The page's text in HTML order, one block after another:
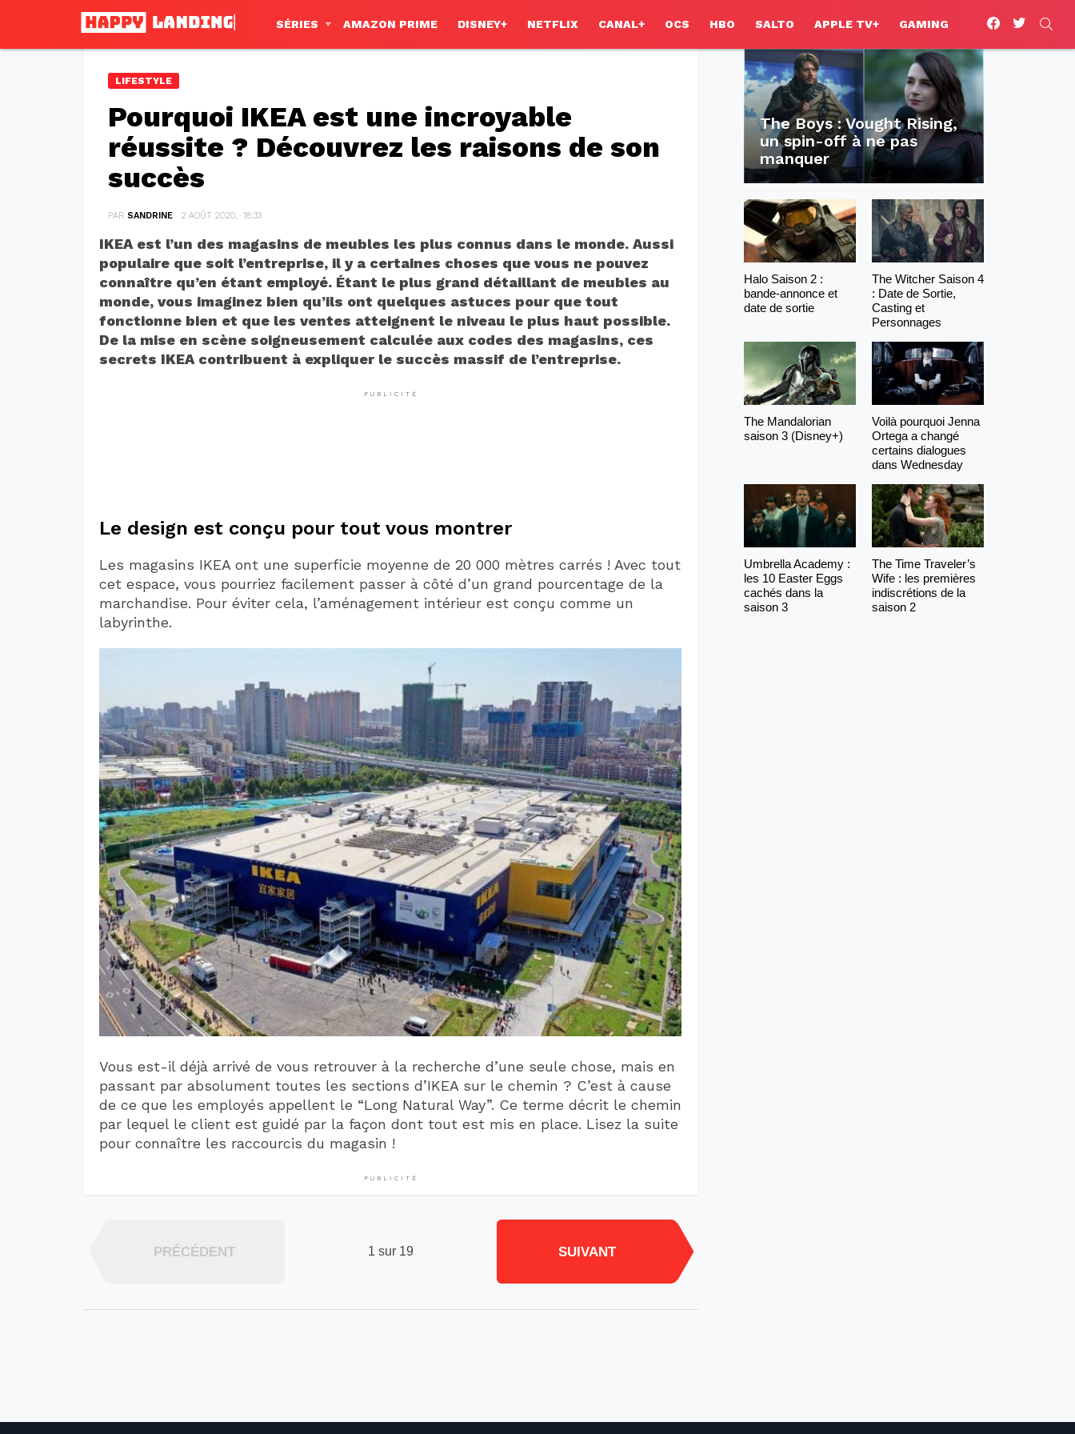
SÉRIES AMAZON PRIME DISNEY+ NETFLIX CANAL+ OCS HBO SALTO APPLE TV+ GAMING
facebooktwitter
LIFESTYLE
Pourquoi IKEA est une incroyable
réussite ? Découvrez les raisons de son
succès
PAR SANDRINE 2 AOÛT 2020, · 18:33
IKEA est l’un des magasins de meubles les plus connus dans le monde. Aussi
populaire que soit l’entreprise, il y a certaines choses que vous ne pouvez
connaître qu’en étant employé. Étant le plus grand détaillant de meubles au
monde, vous imaginez bien qu’ils ont quelques astuces pour que tout
fonctionne bien et que les ventes atteignent le niveau le plus haut possible.
De la mise en scène soigneusement calculée aux codes des magasins, ces
secrets IKEA contribuent à expliquer le succès massif de l’entreprise.
PUBLICITÉ
Le design est conçu pour tout vous montrer
Les magasins IKEA ont une superficie moyenne de 20 000 mètres carrés ! Avec tout
cet espace, vous pourriez facilement passer à côté d’un grand pourcentage de la
marchandise. Pour éviter cela, l’aménagement intérieur est conçu comme un
labyrinthe.
Vous est-il déjà arrivé de vous retrouver à la recherche d’une seule chose, mais en
passant par absolument toutes les sections d’IKEA sur le chemin ? C’est à cause
de ce que les employés appellent le “Long Natural Way”. Ce terme décrit le chemin
par lequel le client est guidé par la façon dont tout est mis en place. Lisez la suite
pour connaître les raccourcis du magasin !
PUBLICITÉ
1 sur 19
PRÉCÉDENT SUIVANT
The Boys : Vought Rising,
un spin-off à ne pas
manquer
Halo Saison 2 :
bande-annonce et
date de sortie
The Witcher Saison 4
: Date de Sortie,
Casting et
Personnages
The Mandalorian
saison 3 (Disney+)
Voilà pourquoi Jenna
Ortega a changé
certains dialogues
dans Wednesday
Umbrella Academy :
les 10 Easter Eggs
cachés dans la
saison 3
The Time Traveler’s
Wife : les premières
indiscrétions de la
saison 2